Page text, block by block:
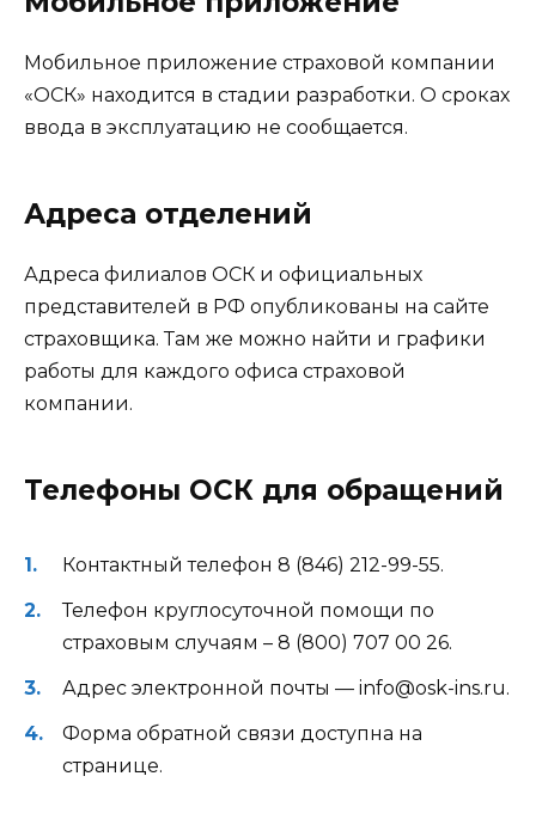
Мобильное приложение страховой компании
«ОСК» находится в стадии разработки. О сроках
ввода в эксплуатацию не сообщается.
Адреса отделений
Адреса филиалов ОСК и официальных
представителей в РФ опубликованы на сайте
страховщика. Там же можно найти и графики
работы для каждого офиса страховой
компании.
Телефоны ОСК для обращений
Контактный телефон 8 (846) 212-99-55.
Телефон круглосуточной помощи по
страховым случаям – 8 (800) 707 00 26.
Адрес электронной почты — info@osk-ins.ru.
Форма обратной связи доступна на
странице.